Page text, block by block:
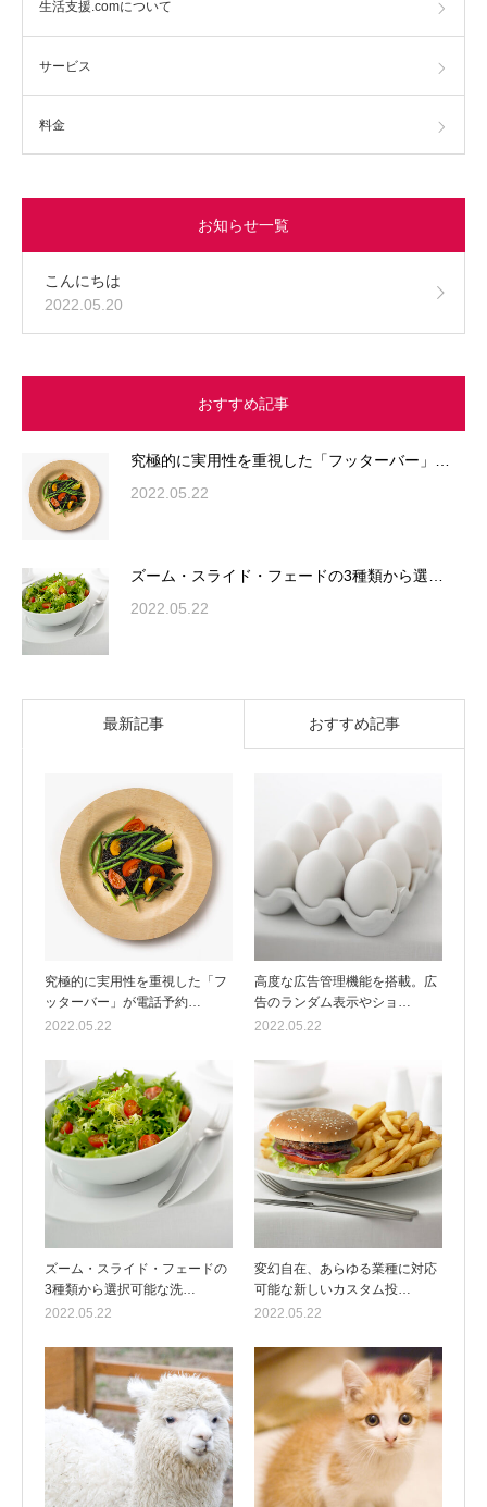
生活支援.comについて
サービス
料金
お知らせ一覧
こんにちは
2022.05.20
おすすめ記事
究極的に実用性を重視した「フッターバー」…
2022.05.22
ズーム・スライド・フェードの3種類から選…
2022.05.22
最新記事 おすすめ記事
究極的に実用性を重視した「フ
ッターバー」が電話予約…
2022.05.22
高度な広告管理機能を搭載。広
告のランダム表示やショ…
2022.05.22
ズーム・スライド・フェードの
3種類から選択可能な洗…
2022.05.22
変幻自在、あらゆる業種に対応
可能な新しいカスタム投…
2022.05.22